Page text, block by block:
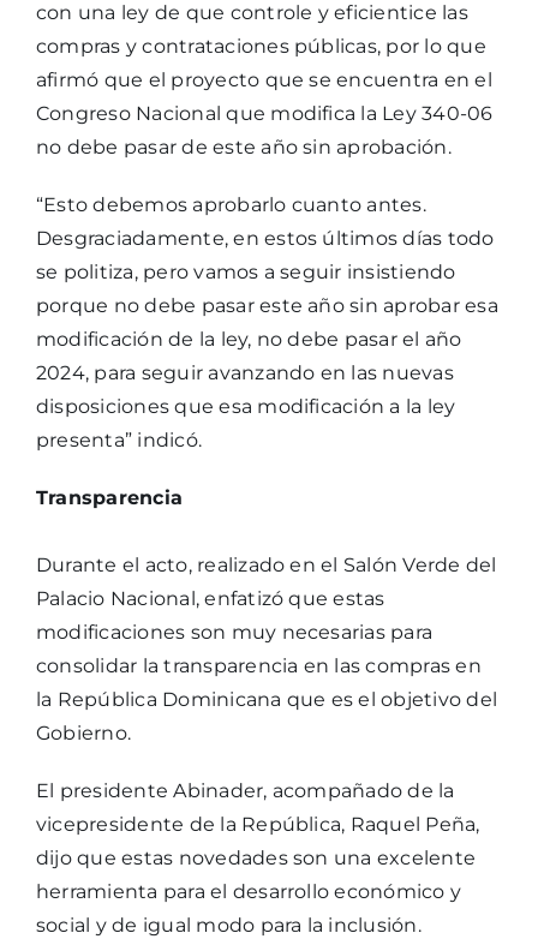
con una ley de que controle y eficientice las
compras y contrataciones públicas, por lo que
afirmó que el proyecto que se encuentra en el
Congreso Nacional que modifica la Ley 340-06
no debe pasar de este año sin aprobación.
“Esto debemos aprobarlo cuanto antes.
Desgraciadamente, en estos últimos días todo
se politiza, pero vamos a seguir insistiendo
porque no debe pasar este año sin aprobar esa
modificación de la ley, no debe pasar el año
2024, para seguir avanzando en las nuevas
disposiciones que esa modificación a la ley
presenta” indicó.
Transparencia
Durante el acto, realizado en el Salón Verde del
Palacio Nacional, enfatizó que estas
modificaciones son muy necesarias para
consolidar la transparencia en las compras en
la República Dominicana que es el objetivo del
Gobierno.
El presidente Abinader, acompañado de la
vicepresidente de la República, Raquel Peña,
dijo que estas novedades son una excelente
herramienta para el desarrollo económico y
social y de igual modo para la inclusión.